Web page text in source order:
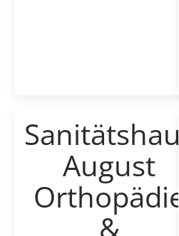
Sanitätshaus
August
Orthopädie
&